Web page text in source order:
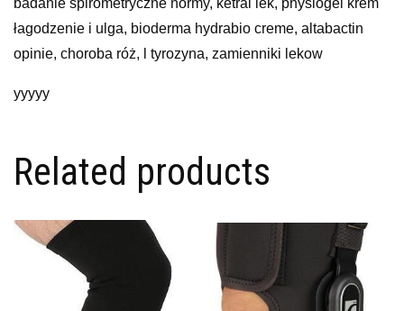
łagodzenie i ulga, bioderma hydrabio creme, altabactin
opinie, choroba róż, l tyrozyna, zamienniki lekow
yyyyy
Related products